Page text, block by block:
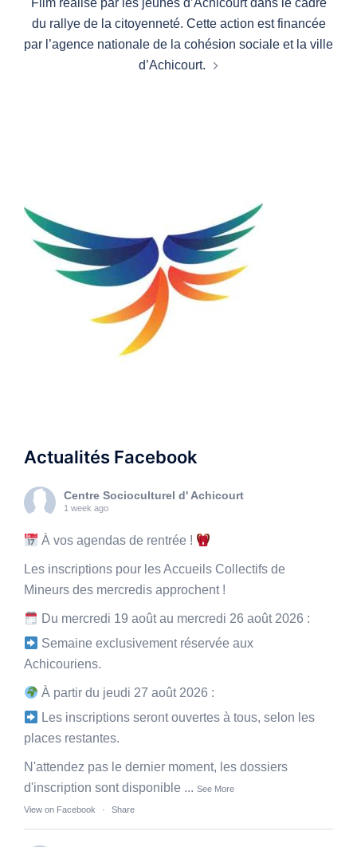
Film réalisé par les jeunes d’Achicourt dans le cadre
du rallye de la citoyenneté. Cette action est financée
par l’agence nationale de la cohésion sociale et la ville
d’Achicourt.
Actualités Facebook
Centre Socioculturel d' Achicourt
1 week ago
À vos agendas de rentrée !
Les inscriptions pour les Accueils Collectifs de
Mineurs des mercredis approchent !
Du mercredi 19 août au mercredi 26 août 2026 :
Semaine exclusivement réservée aux
Achicouriens.
À partir du jeudi 27 août 2026 :
Les inscriptions seront ouvertes à tous, selon les
places restantes.
N'attendez pas le dernier moment, les dossiers
d'inscription sont disponible ... See More
View on Facebook · Share